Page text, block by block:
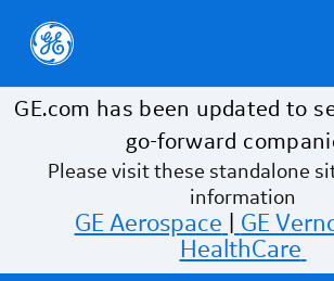
Skip to main content
GE.com has been updated to
go-forward
Please visit these standalone
information
GE Aerospace GE
HealthCare